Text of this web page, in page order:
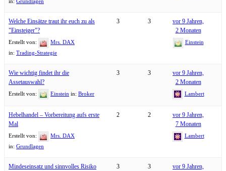
Welche Einsätze traut ihr euch zu als
"Einsteiger"?
Erstellt von:
Mrs. DAX
in: Trading-Strategie
3 3
vor 9 Jahren,
2 Monaten
Einstein
Wie wichtig findet ihr die
Assetauswahl?
Erstellt von: Einstein in: Broker
3 3
vor 9 Jahren,
2 Monaten
Lambert
Hebelhandel – Vorbereitung aufs erste
Mal
Erstellt von:
Mrs. DAX
in: Grundlagen
2 2
vor 9 Jahren,
7 Monaten
Lambert
Mindeseinsatz und sinnvolles Risiko 3 3
vor 9 Jahren,